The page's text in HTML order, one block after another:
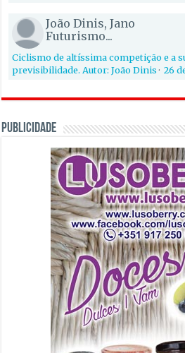
João Dinis, Jano
Futurismo...
Ciclismo de altíssima competição e a
previsibilidade. Autor: João Dinis·26
PUBLICIDADE